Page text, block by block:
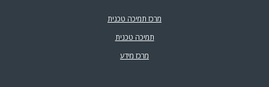
מרכז תמיכה טכנית
תמיכה טכנית
מרכז מידע